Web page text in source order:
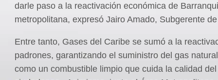
darle paso a la reactivación económica de
metropolitana, expresó Jairo Amado, Subgerente
Entre tanto, Gases del Caribe se sumó a la
padrones, garantizando el suministro del gas
como un combustible limpio que cuida la calidad